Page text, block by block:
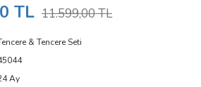
TL 11.599,00 TL
& Tencere Seti
Ay